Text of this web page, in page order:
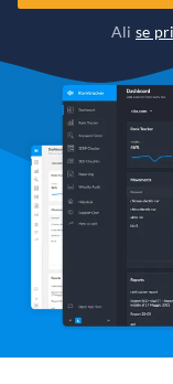
Alise